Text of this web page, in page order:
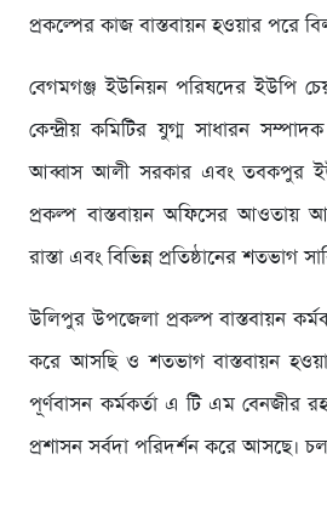
প্রকল্পের কাজ বাস্তবায়ন হওয়ার পরে
বেগমগঞ্জ ইউনিয়ন পরিষদের ইউপি
কেন্দ্রীয় কমিটির যুগ্ম সাধারন
আব্বাস আলী সরকার এবং তবকপুর
প্রকল্প বাস্তবায়ন অফিসের আওতায়
রাস্তা এবং বিভিন্ন প্রতিষ্ঠানের শতভাগ
উলিপুর উপজেলা প্রকল্প বাস্তবায়ন
করে আসছি ও শতভাগ বাস্তবায়ন
পূর্ণবাসন কর্মকর্তা এ টি এম বেনজীর
প্রশাসন সর্বদা পরিদর্শন করে আসছে।